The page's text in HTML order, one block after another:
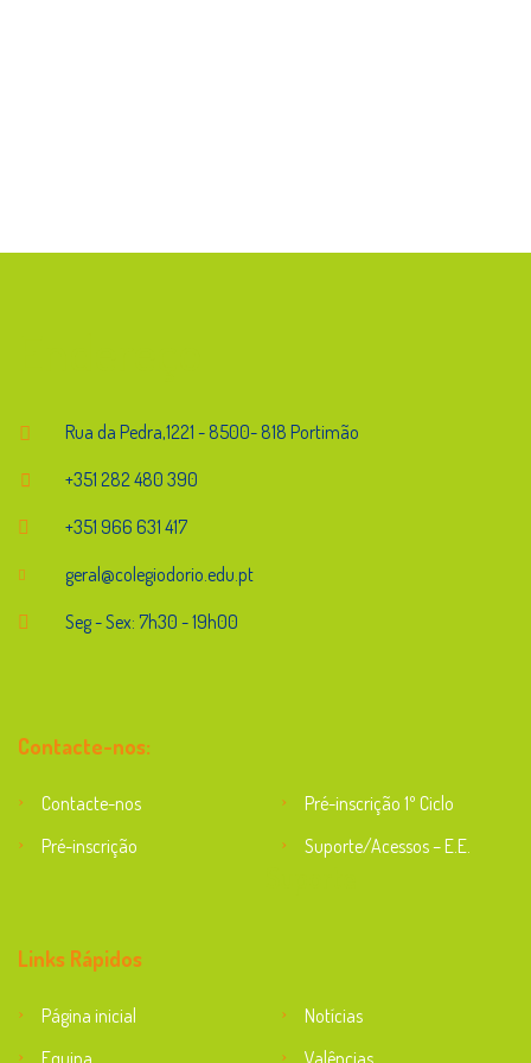
Rua da Pedra,1221 - 8500- 818 Portimão
+351 282 480 390
+351 966 631 417
geral@colegiodorio.edu.pt
Seg - Sex: 7h30 - 19h00
Contacte-nos:
Contacte-nos
Pré-inscrição 1º Ciclo
Pré-inscrição
Suporte/Acessos – E.E.
Links Rápidos
Página inicial
Notícias
Equipa
Valências